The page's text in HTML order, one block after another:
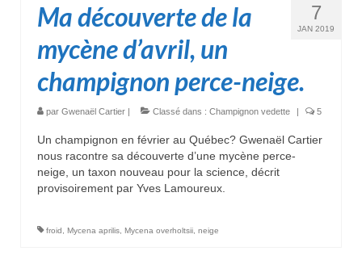
7
JAN 2019
Ma découverte de la
mycène d’avril, un
champignon perce-neige.
par Gwenaël Cartier Classé dans : Champignon vedette 5
Un champignon en février au Québec? Gwenaël Cartier
nous racontre sa découverte d’une mycène perce-
neige, un taxon nouveau pour la science, décrit
provisoirement par Yves Lamoureux.
froid, Mycena aprilis, Mycena overholtsii, neige